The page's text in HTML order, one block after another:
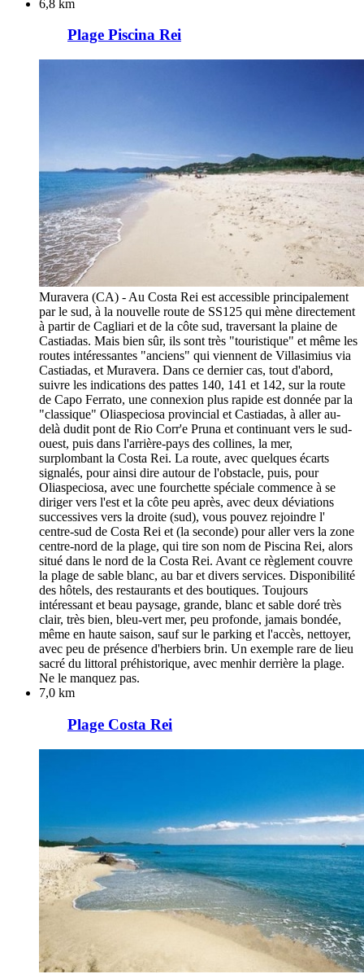
6,8 km
Plage Piscina Rei
Muravera (CA) - Au Costa Rei est accessible principalement
par le sud, à la nouvelle route de SS125 qui mène directement
à partir de Cagliari et de la côte sud, traversant la plaine de
Castiadas. Mais bien sûr, ils sont très "touristique" et même les
routes intéressantes "anciens" qui viennent de Villasimius via
Castiadas, et Muravera. Dans ce dernier cas, tout d'abord,
suivre les indications des pattes 140, 141 et 142, sur la route
de Capo Ferrato, une connexion plus rapide est donnée par la
"classique" Oliaspeciosa provincial et Castiadas, à aller au-
delà dudit pont de Rio Corr'e Pruna et continuant vers le sud-
ouest, puis dans l'arrière-pays des collines, la mer,
surplombant la Costa Rei. La route, avec quelques écarts
signalés, pour ainsi dire autour de l'obstacle, puis, pour
Oliaspeciosa, avec une fourchette spéciale commence à se
diriger vers l'est et la côte peu après, avec deux déviations
successives vers la droite (sud), vous pouvez rejoindre l'
centre-sud de Costa Rei et (la seconde) pour aller vers la zone
centre-nord de la plage, qui tire son nom de Piscina Rei, alors
situé dans le nord de la Costa Rei. Avant ce règlement couvre
la plage de sable blanc, au bar et divers services. Disponibilité
des hôtels, des restaurants et des boutiques. Toujours
intéressant et beau paysage, grande, blanc et sable doré très
clair, très bien, bleu-vert mer, peu profonde, jamais bondée,
même en haute saison, sauf sur le parking et l'accès, nettoyer,
avec peu de présence d'herbiers brin. Un exemple rare de lieu
sacré du littoral préhistorique, avec menhir derrière la plage.
Ne le manquez pas.
7,0 km
Plage Costa Rei